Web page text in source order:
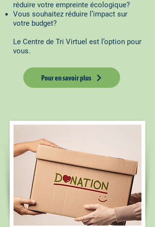
réduire votre empreinte écologique?
Vous souhaitez réduire l’impact sur
votre budget?
Le Centre de Tri Virtuel est l’option pour
vous.
Pour en savoir plus